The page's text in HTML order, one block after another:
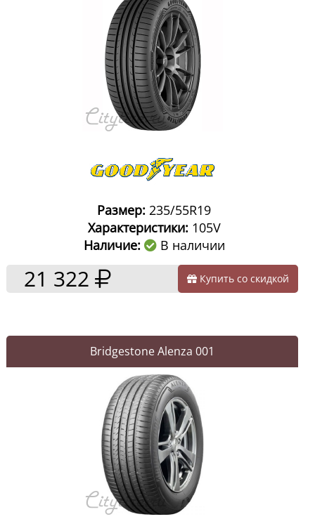
Размер: 235/55R19
Характеристики:105V
Наличие:
В наличии
21 322 Купить со скидкой
Bridgestone Alenza 001